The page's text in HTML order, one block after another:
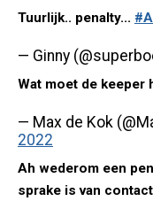
Tuurlijk.. penalty...
— Ginny
Wat moet de keeper
— Max de Kok
2022
Ah wederom een
sprake is van